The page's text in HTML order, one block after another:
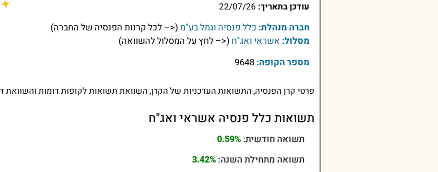
עודכן בתאריך: 22/07/26
חברה מנהלת: כלל פנסיה וגמל בע"מ (<– לכל קרנות הפנסיה של החברה)
מסלול: אשראי ואג"ח (<– לחץ על המסלול להשוואה)
מספר הקופה:
פרטי קרן הפנסיה, התשואות העדכניות של הקרן, השוואת תשואות לקופות דומות והשוואת
תשואות כלל פנסיה אשראי ואג"ח
תשואה חודשית:0.59%
תשואה מתחילת השנה:3.42%